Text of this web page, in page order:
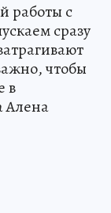
работы с
сразу
чтобы
в
Алена